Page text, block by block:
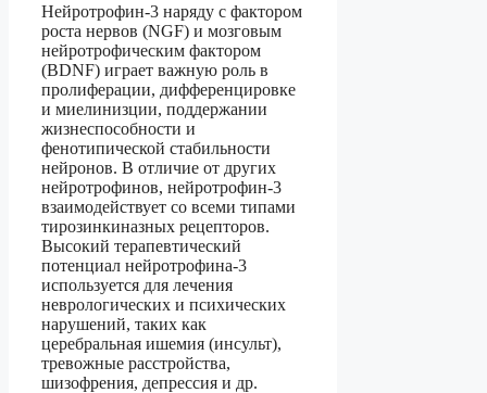
Нейротрофин-3 наряду с фактором
роста нервов (NGF) и мозговым
нейротрофическим фактором
(BDNF) играет важную роль в
пролиферации, дифференцировке
и миелинизции, поддержании
жизнеспособности и
фенотипической стабильности
нейронов. В отличие от других
нейротрофинов, нейротрофин-3
взаимодействует со всеми типами
тирозинкиназных рецепторов.
Высокий терапевтический
потенциал нейротрофина-3
используется для лечения
неврологических и психических
нарушений, таких как
церебральная ишемия (инсульт),
тревожные расстройства,
шизофрения, депрессия и др.